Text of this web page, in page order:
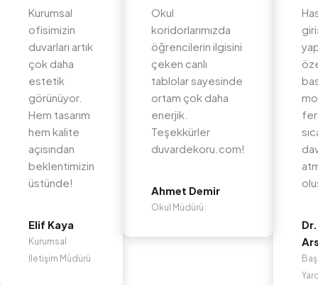
Kurumsal
ofisimizin
duvarları artık
çok daha
estetik
görünüyor.
Hem tasarım
hem kalite
açısından
beklentimizin
üstünde!
Elif Kaya
Kurumsal
İletişim Müdürü
Okul
koridorlarımızda
öğrencilerin ilgisini
çeken canlı
tablolar sayesinde
ortam çok daha
enerjik.
Teşekkürler
duvardekoru.com!
Ahmet Demir
Okul Müdürü